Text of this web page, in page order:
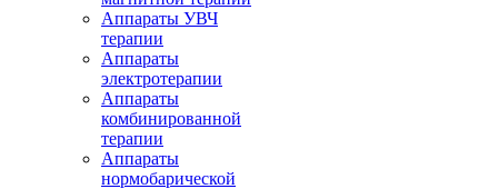
Аппараты УВЧ
терапии
Аппараты
электротерапии
Аппараты
комбинированной
терапии
Аппараты
нормобарической